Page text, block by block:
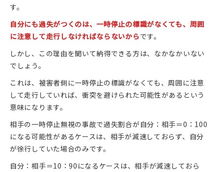
す。
自分にも過失がつくのは、一時停止の標識がなくても、周囲
に注意して走行しなければならないからです。
しかし、この理由を聞いて納得できる方は、なかなかいない
でしょう。
これは、被害者側に一時停止の標識がなくても、周囲に注意
して走行していれば、衝突を避けられた可能性があるという
意味になります。
相手の一時停止無視の事故で過失割合が自分：相手＝0：100
になる可能性があるケースは、相手が減速しておらず、自分
が徐行していた場合のみです。
自分：相手＝10：90になるケースは、相手が減速しておら